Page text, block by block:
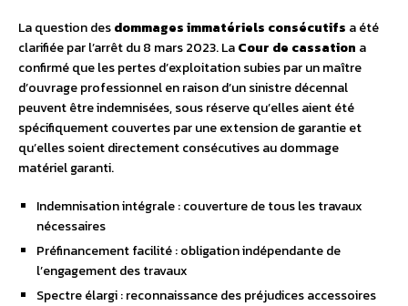
La question desdommages immatériels consécutifs a été
clarifiée par l’arrêt du 8 mars 2023. LaCour de cassation a
confirmé que les pertes d’exploitation subies par un maître
d’ouvrage professionnel en raison d’un sinistre décennal
peuvent être indemnisées, sous réserve qu’elles aient été
spécifiquement couvertes par une extension de garantie et
qu’elles soient directement consécutives au dommage
matériel garanti.
Indemnisation intégrale : couverture de tous les travaux
nécessaires
Préfinancement facilité : obligation indépendante de
l’engagement des travaux
Spectre élargi : reconnaissance des préjudices accessoires